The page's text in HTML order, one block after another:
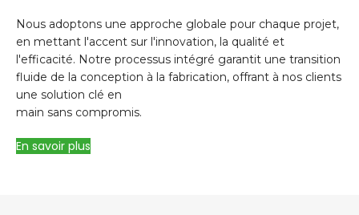
Nous adoptons une approche globale pour chaque projet,
en mettant l'accent sur l'innovation, la qualité et
l'efficacité. Notre processus intégré garantit une transition
fluide de la conception à la fabrication, offrant à nos clients
une solution clé en
main sans compromis.
En savoir plus